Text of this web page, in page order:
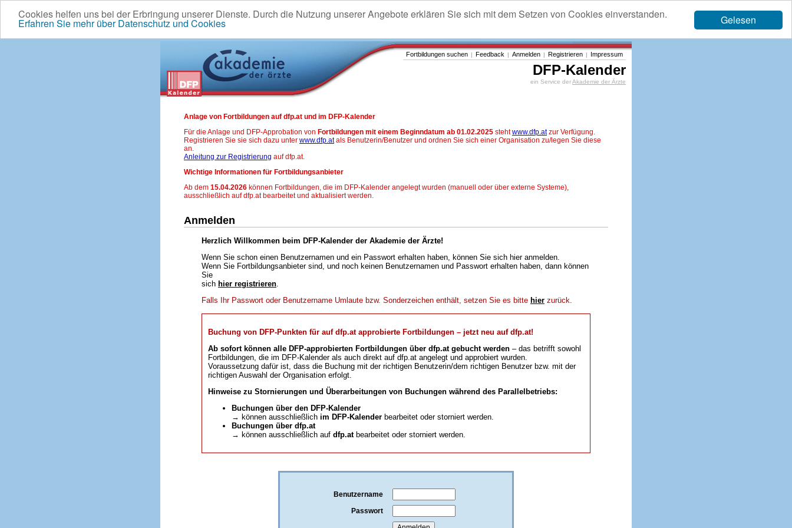
Gelesen
Cookies helfen uns bei der Erbringung unserer Dienste. Durch die Nutzung unserer Angebote erklären Sie sich mit dem Setzen von Cookies einverstanden.
Erfahren Sie mehr über Datenschutz und Cookies
Fortbildungen suchen | Feedback | Anmelden | Registrieren | Impressum
DFP-Kalender
ein Service derAkademie der Ärzte
Anlage von Fortbildungen auf dfp.at und im DFP-Kalender
Für die Anlage und DFP-Approbation von Fortbildungen mit einem Beginndatum ab 01.02.2025 stehtwww.dfp.atzur Verfügung.
Registrieren Sie sie sich dazu unter www.dfp.atals Benutzerin/Benutzer und ordnen Sie sich einer Organisation zu/legen Sie diese
an.
Anleitung zur Registrierung auf dfp.at.
Wichtige Informationen für Fortbildungsanbieter
Ab dem 15.04.2026 können Fortbildungen, die im DFP-Kalender angelegt wurden (manuell oder über externe Systeme),
ausschließlich auf dfp.at bearbeitet und aktualisiert werden.
Anmelden
Herzlich Willkommen beim DFP-Kalender der Akademie der Ärzte!
Wenn Sie schon einen Benutzernamen und ein Passwort erhalten haben, können Sie sich hier anmelden.
Wenn Sie Fortbildungsanbieter sind, und noch keinen Benutzernamen und Passwort erhalten haben, dann können
Sie
sich hier registrieren.
Falls Ihr Passwort oder Benutzername Umlaute bzw. Sonderzeichen enthält, setzen Sie es bitte hier zurück.
Buchung von DFP-Punkten für auf dfp.at approbierte Fortbildungen – jetzt neu auf dfp.at!
Ab sofort können alle DFP-approbierten Fortbildungen über dfp.at gebucht werden – das betrifft sowohl
Fortbildungen, die im DFP-Kalender als auch direkt auf dfp.at angelegt und approbiert wurden.
Voraussetzung dafür ist, dass die Buchung mit der richtigen Benutzerin/dem richtigen Benutzer bzw. mit der
richtigen Auswahl der Organisation erfolgt.
Hinweise zu Stornierungen und Überarbeitungen von Buchungen während des Parallelbetriebs:
Buchungen über den DFP-Kalender
→ können ausschließlich im DFP-Kalender bearbeitet oder storniert werden.
Buchungen über dfp.at
→ können ausschließlich auf dfp.atbearbeitet oder storniert werden.
Benutzername
Passwort